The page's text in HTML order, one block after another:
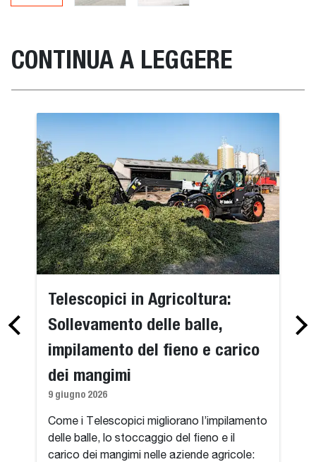
CONTINUA A LEGGERE
Telescopici in Agricoltura:
Sollevamento delle balle,
impilamento del fieno e carico
dei mangimi
9 giugno 2026
Come i Telescopici migliorano l’impilamento
delle balle, lo stoccaggio del fieno e il
carico dei mangimi nelle aziende agricole: